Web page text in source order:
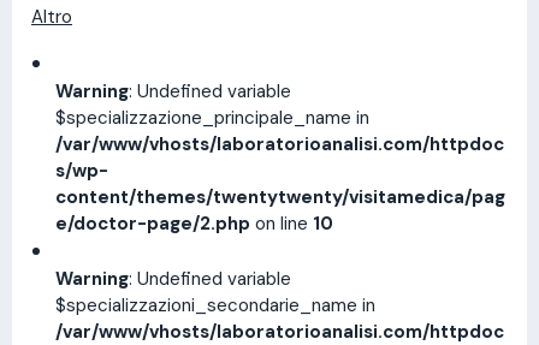
Altro
Warning: Undefined variable
$specializzazione_principale_name in
/var/www/vhosts/laboratorioanalisi.com/httpdoc
s/wp-
content/themes/twentytwenty/visitamedica/pag
e/doctor-page/2.php on line 10
Warning: Undefined variable
$specializzazioni_secondarie_name in
/var/www/vhosts/laboratorioanalisi.com/httpdoc